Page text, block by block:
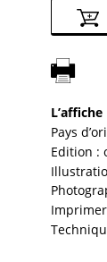
L’affiche
Pays
Edition :